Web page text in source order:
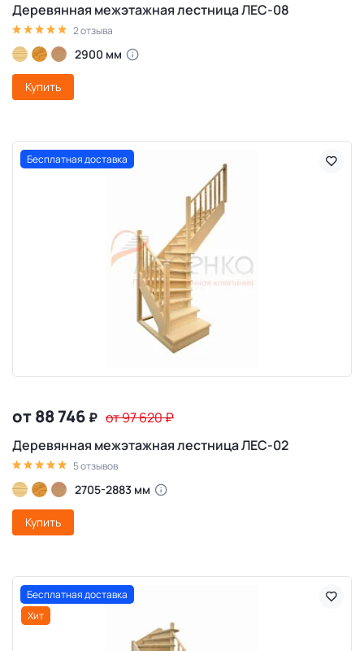
Деревянная межэтажная лестница ЛЕС-08
2 отзыва
2900 мм
Купить
Бесплатная доставка
от 88 746 ₽ от 97 620₽
Деревянная межэтажная лестница ЛЕС-02
5 отзывов
2705-2883 мм
Купить
Бесплатная доставка
Хит